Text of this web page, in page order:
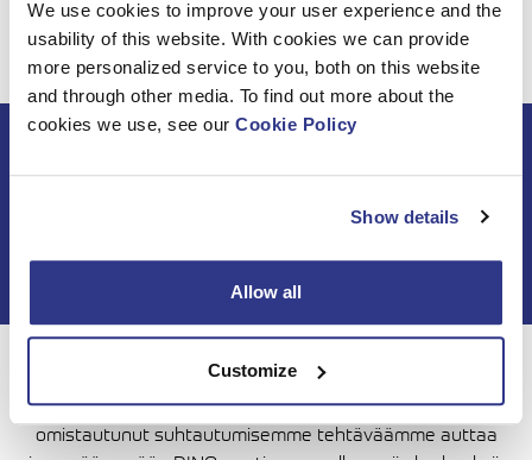
We use cookies to improve your user experience and the
usability of this website. With cookies we can provide
more personalized service to you, both on this website
and through other media. To find out more about the
cookies we use, see our Cookie Policy
Show details
Allow all
Customize
Tilaa DINO-uutiskirje
Yli 50 vuoden ajan Dinolift on varmistanut, että voit tehdä
työsi luottavaisin mielin. Yhä edelleen rehellinen ja
omistautunut suhtautumisemme tehtäväämme auttaa